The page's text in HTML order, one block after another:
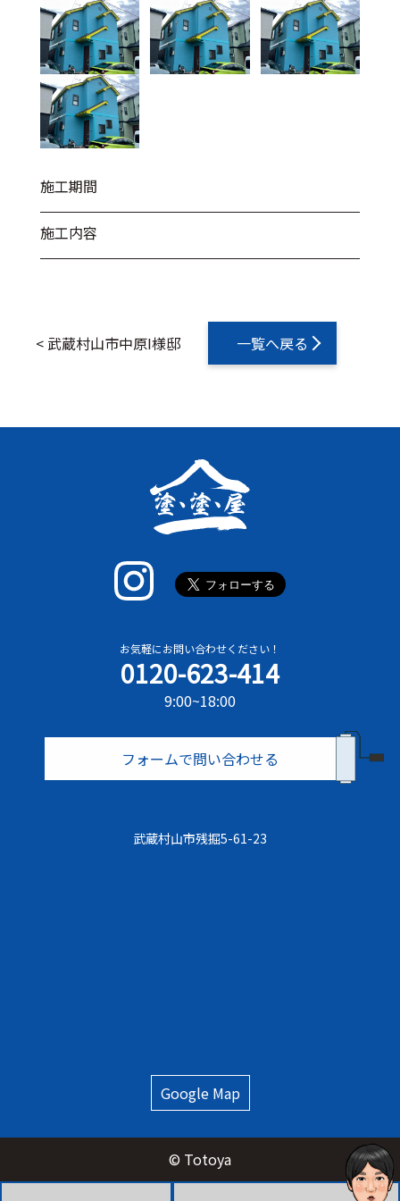
施工期間
施工内容
< 武蔵村山市中原I様邸 一覧へ戻る
お気軽にお問い合わせください！
0120-623-414
9:00~18:00
フォームで問い合わせる
武蔵村⼭市残掘5-61-23
Google Map
© Totoya